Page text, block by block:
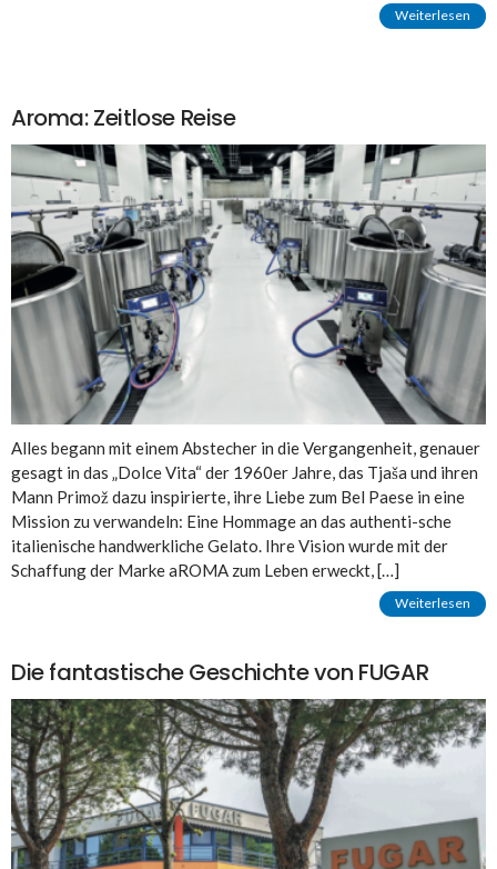
Weiterlesen
Aroma: Zeitlose Reise
Alles begann mit einem Abstecher in die Vergangenheit, genauer
gesagt in das „Dolce Vita“ der 1960er Jahre, das Tjaša und ihren
Mann Primož dazu inspirierte, ihre Liebe zum Bel Paese in eine
Mission zu verwandeln: Eine Hommage an das authenti-sche
italienische handwerkliche Gelato. Ihre Vision wurde mit der
Schaffung der Marke aROMA zum Leben erweckt, […]
Weiterlesen
Die fantastische Geschichte von FUGAR